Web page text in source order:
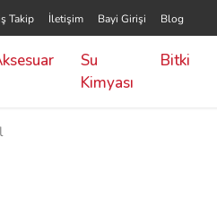
Takip İletişim Bayi Girişi Blog
Su
Kimyası
Bitki